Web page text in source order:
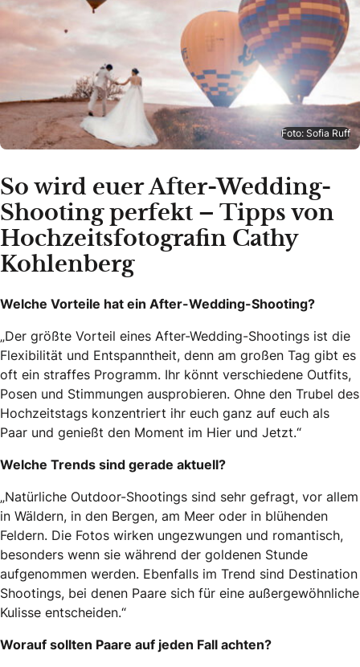
Foto: Sofia Ruff
So wird euer After-Wedding-
Shooting perfekt – Tipps von
Hochzeitsfotografin Cathy
Kohlenberg
Welche Vorteile hat ein After-Wedding-Shooting?
„Der größte Vorteil eines After-Wedding-Shootings ist die
Flexibilität und Entspanntheit, denn am großen Tag gibt es
oft ein straffes Programm. Ihr könnt verschiedene Outfits,
Posen und Stimmungen ausprobieren. Ohne den Trubel des
Hochzeitstags konzentriert ihr euch ganz auf euch als
Paar und genießt den Moment im Hier und Jetzt.“
Welche Trends sind gerade aktuell?
„Natürliche Outdoor-Shootings sind sehr gefragt, vor allem
in Wäldern, in den Bergen, am Meer oder in blühenden
Feldern. Die Fotos wirken ungezwungen und romantisch,
besonders wenn sie während der goldenen Stunde
aufgenommen werden. Ebenfalls im Trend sind Destination
Shootings, bei denen Paare sich für eine außergewöhnliche
Kulisse entscheiden.“
Worauf sollten Paare auf jeden Fall achten?